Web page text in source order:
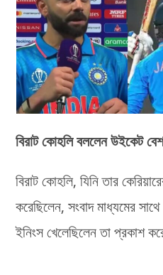
বিরাট কোহলি বললেন উইকেট
বিরাট কোহলি, যিনি তার
করেছিলেন, সংবাদ মাধ্যমের
ইনিংস খেলেছিলেন তা প্রকাশ